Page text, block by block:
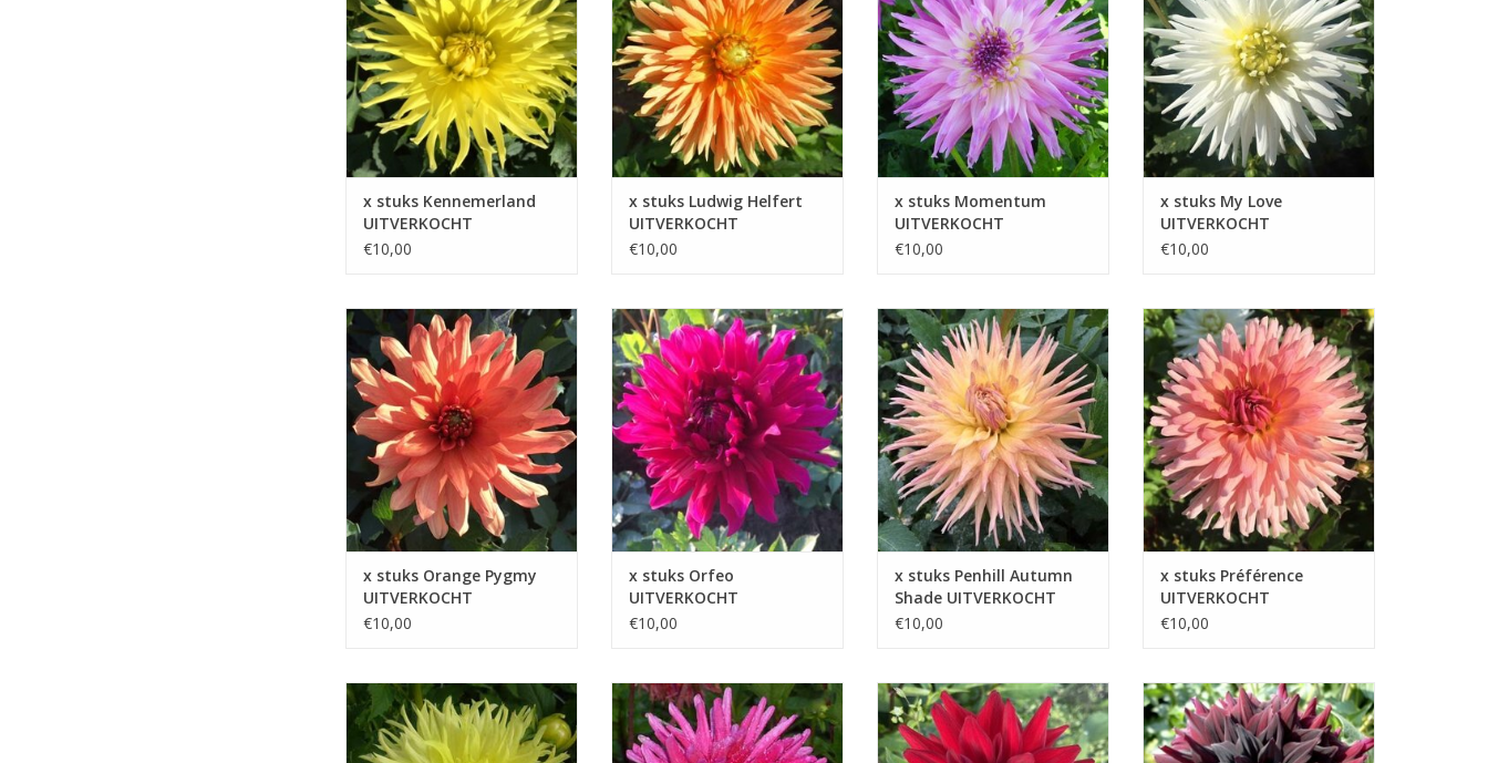
afsteekt tegen andere planten
TOEVOEGEN AAN WINKELWAGEN
x stuks Kennemerland
UITVERKOCHT
€10,00
tuin
TOEVOEGEN AAN WINKELWAGEN
x stuks Ludwig Helfert
UITVERKOCHT
€10,00
prachtige plant
TOEVOEGEN AAN WINKELWAGEN
x stuks Momentum
UITVERKOCHT
€10,00
TOEVOEGEN AAN WINKELWAGEN
x stuks My Love
UITVERKOCHT
€10,00
Een rijkbloeiende perkdahlia die
met zijn levendige kleur en
compacte formaat een
opvallende toevoeging is aan
elke tuin of balkon
TOEVOEGEN AAN WINKELWAGEN
x stuks Orange Pygmy
UITVERKOCHT
€10,00
Orfeo biedt met zijn paarse
bloemen een lange bloeiperiode,
waardoor u tot ver in de herfst
kunt genieten van zijn
schoonheid
TOEVOEGEN AAN WINKELWAGEN
x stuks Orfeo
UITVERKOCHT
€10,00
De abrikooskleur straalt
gezelligheid en warmte uit,
waardoor Penhill Autumn Shade
ideaal is voor zowel formele als
informele tuinen
TOEVOEGEN AAN WINKELWAGEN
x stuks Penhill Autumn
Shade UITVERKOCHT
€10,00
Préférence is een veelzijdige en
aantrekkelijke dahlia die zowel in
de tuin als in een vaas zijn
charme volledig tot uiting brengt
TOEVOEGEN AAN WINKELWAGEN
x stuks Préférence
UITVERKOCHT
€10,00
Promise is niet alleen een lust
voor het oog, maar ook een
levend bewijs van het vermogen
Purple Gem is een betoverende
dahlia die met zijn purperen
tinten een luxe uitstraling aan elk
De Red Pygmy is een prachtige,
rijkbloeiende rode perk-dahlia
die ideaal is voor flinke
De bloemen hebben een
zwartrode kleur, met donkerdere
tinten in het midden, waardoor